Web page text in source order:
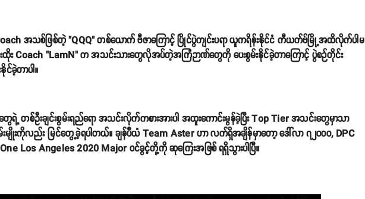
အသစ်ဖြစ်တဲ့ "QQQ" တစ်ယောက် ဗီဇာကြောင့် ပြိုင်ပွဲကျင်းပရာ ယူကရိန်းနိုင်ငံ ကီယက်ဗ်မြို့အထိလိုက်ပါမ
ထိုး Coach "LamN" က အသင်းသားတွေလိုအပ်တဲ့အကြံဉာဏ်တွေကို ပေးစွမ်းနိုင်ခဲ့တာကြောင့် ပွဲစဉ်တိုင်း
ခဲ့တာပါ။
တွေရဲ့ တစ်ဦးချင်းစွမ်းရည်ရော အသင်းလိုက်ကစားအားပါ အထူးကောင်းမွန်ခဲ့ပြီး Top Tier အသင်းတွေမှာသာ
ကိုလည်း မြင်တွေ့ခဲ့ရပါတယ်။ ချန်ပီယံ Team Aster ဟာ လက်ရှိအချိန်မှာတော့ ဒေါ်လာ ၇၂၀၀၀, DPC
Los Angeles 2020 Major ဝင်ခွင့်တို့ကို ဆုကြေးအဖြစ် ရရှိသွားပါပြီ။